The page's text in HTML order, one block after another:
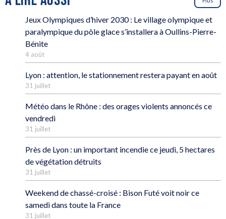
Jeux Olympiques d’hiver 2030 : Le village olympique et
paralympique du pôle glace s’installera à Oullins-Pierre-
Bénite
4 août
Lyon : attention, le stationnement restera payant en août
31 juillet
Météo dans le Rhône : des orages violents annoncés ce
vendredi
31 juillet
Près de Lyon : un important incendie ce jeudi, 5 hectares
de végétation détruits
31 juillet
Weekend de chassé-croisé : Bison Futé voit noir ce
samedi dans toute la France
31 juillet